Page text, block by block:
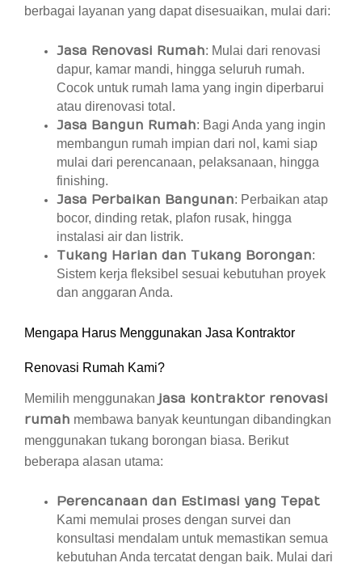
berbagai layanan yang dapat disesuaikan, mulai dari:
Jasa Renovasi Rumah: Mulai dari renovasi
dapur, kamar mandi, hingga seluruh rumah.
Cocok untuk rumah lama yang ingin diperbarui
atau direnovasi total.
Jasa Bangun Rumah: Bagi Anda yang ingin
membangun rumah impian dari nol, kami siap
mulai dari perencanaan, pelaksanaan, hingga
finishing.
Jasa Perbaikan Bangunan: Perbaikan atap
bocor, dinding retak, plafon rusak, hingga
instalasi air dan listrik.
Tukang Harian dan Tukang Borongan:
Sistem kerja fleksibel sesuai kebutuhan proyek
dan anggaran Anda.
Mengapa Harus Menggunakan Jasa Kontraktor
Renovasi Rumah Kami?
Memilih menggunakan jasa kontraktor renovasi
rumah membawa banyak keuntungan dibandingkan
menggunakan tukang borongan biasa. Berikut
beberapa alasan utama:
Perencanaan dan Estimasi yang Tepat
Kami memulai proses dengan survei dan
konsultasi mendalam untuk memastikan semua
kebutuhan Anda tercatat dengan baik. Mulai dari